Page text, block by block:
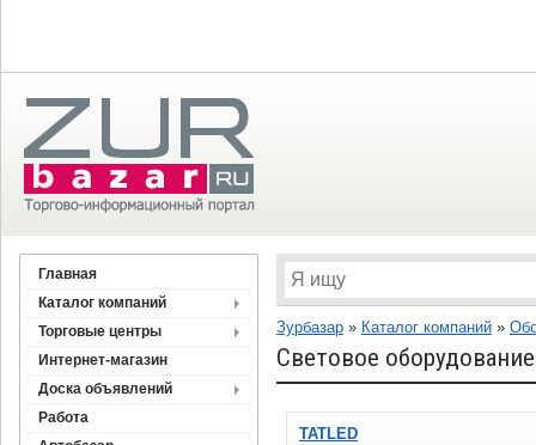
Главная
Каталог компаний
Торговые центры
Интернет-магазин
Доска объявлений
Работа
Зурбазар » Каталог компаний »
Световое оборудование
TATLED